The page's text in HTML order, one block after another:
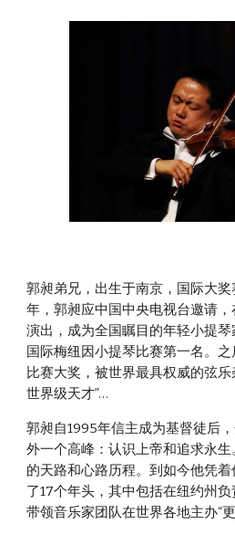
郭昶弟兄，出生于南京，国际大
年，郭昶应中国中央电视台邀请，
演出，成为全国瞩目的年轻小提
国际梅纽因小提琴比赛第一名。
比赛大奖，被世界最具权威的弦乐
世界级天才”…
郭昶自1995年信主成为基督徒后
外一个高峰：认识上帝和追求永
的天路和心路历程。到如今他凭
了17个年头，其中包括在纽约州
带领音乐家团队在世界各地主办“